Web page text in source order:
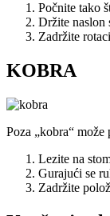
Počnite tako
Držite naslon
Zadržite
KOBRA
Poza „kobra“
Lezite na
Gurajući se
Zadržite